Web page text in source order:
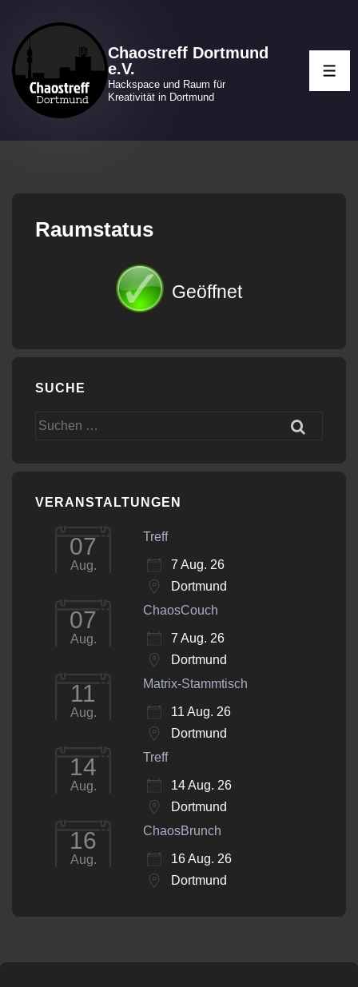
Inhalt
Chaostreff Dortmund
e.V.
Hackspace und Raum für
Kreativität in Dortmund
Raumstatus
Geöffnet
SUCHE
Suchen
VERANSTALTUNGEN
07
Aug.
Treff
7 Aug. 26
Dortmund
07
Aug.
ChaosCouch
7 Aug. 26
Dortmund
11
Aug.
Matrix-Stammtisch
11 Aug. 26
Dortmund
14
Aug.
Treff
14 Aug. 26
Dortmund
16
Aug.
ChaosBrunch
16 Aug. 26
Dortmund